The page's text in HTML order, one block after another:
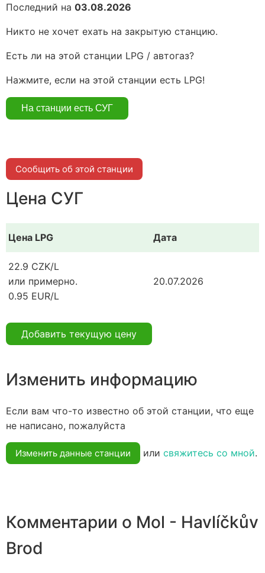
Последний на 03.08.2026
Никто не хочет ехать на закрытую станцию.
Есть ли на этой станции LPG / автогаз?
Нажмите, если на этой станции есть LPG!
Сообщить об этой станции
Цена СУГ
Цена LPG Дата
22.9 CZK/L
или примерно.
0.95 EUR/L
20.07.2026
Добавить текущую цену
Изменить информацию
Если вам что-то известно об этой станции, что еще
не написано, пожалуйста
Изменить данные станции или свяжитесь со мной.
Комментарии о Mol - Havlíčkův
Brod